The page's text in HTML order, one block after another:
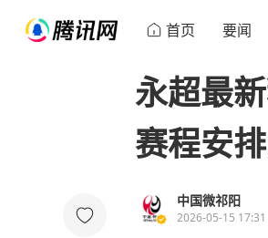
首页 要闻
永超最
赛程安
中国微祁阳
2026-05-15 17:31